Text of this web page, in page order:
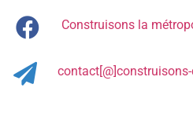
Construisons la